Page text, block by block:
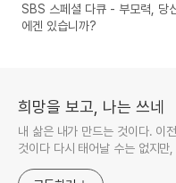
SBS 스페셜 다큐 - 부모력, 당
에겐 있습니까?
희망을 보고, 나는 쓰네
내 삶은 내가 만드는 것이다. 이
것이다 다시 태어날 수는 없지만